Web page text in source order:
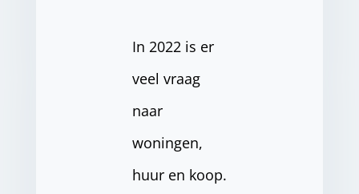
In 2022 is er
veel vraag
naar
woningen,
huur en koop.